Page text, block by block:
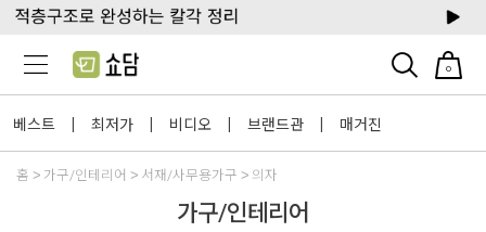
0
베스트 | 최저가 | 비디오 | 브랜드관 | 매거진
홈 가구/인테리어 서재/사무용가구 의자
가구/인테리어